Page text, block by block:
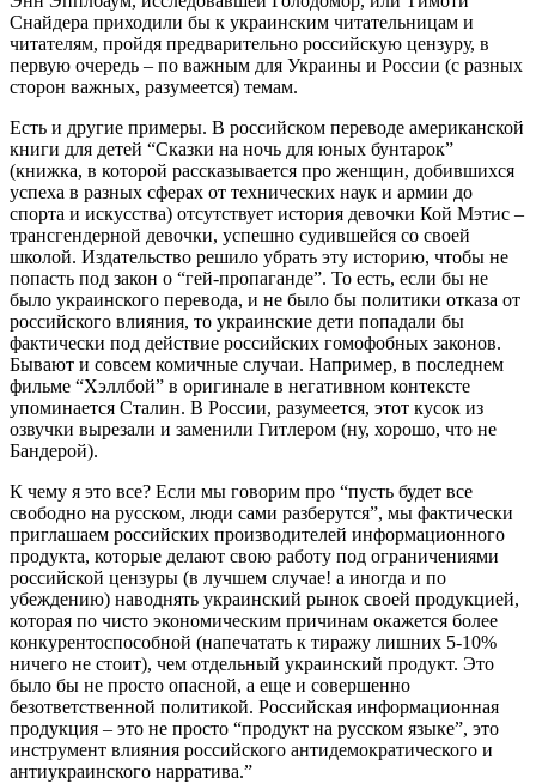
Снайдера приходили бы к украинским читательницам и
читателям, пройдя предварительно российскую цензуру, в
первую очередь – по важным для Украины и России (с разных
сторон важных, разумеется) темам.
Есть и другие примеры. В российском переводе американской
книги для детей “Сказки на ночь для юных бунтарок”
(книжка, в которой рассказывается про женщин, добившихся
успеха в разных сферах от технических наук и армии до
спорта и искусства) отсутствует история девочки Кой Мэтис –
трансгендерной девочки, успешно судившейся со своей
школой. Издательство решило убрать эту историю, чтобы не
попасть под закон о “гей-пропаганде”. То есть, если бы не
было украинского перевода, и не было бы политики отказа от
российского влияния, то украинские дети попадали бы
фактически под действие российских гомофобных законов.
Бывают и совсем комичные случаи. Например, в последнем
фильме “Хэллбой” в оригинале в негативном контексте
упоминается Сталин. В России, разумеется, этот кусок из
озвучки вырезали и заменили Гитлером (ну, хорошо, что не
Бандерой).
К чему я это все? Если мы говорим про “пусть будет все
свободно на русском, люди сами разберутся”, мы фактически
приглашаем российских производителей информационного
продукта, которые делают свою работу под ограничениями
российской цензуры (в лучшем случае! а иногда и по
убеждению) наводнять украинский рынок своей продукцией,
которая по чисто экономическим причинам окажется более
конкурентоспособной (напечатать к тиражу лишних 5-10%
ничего не стоит), чем отдельный украинский продукт. Это
было бы не просто опасной, а еще и совершенно
безответственной политикой. Российская информационная
продукция – это не просто “продукт на русском языке”, это
инструмент влияния российского антидемократического и
антиукраинского нарратива.”